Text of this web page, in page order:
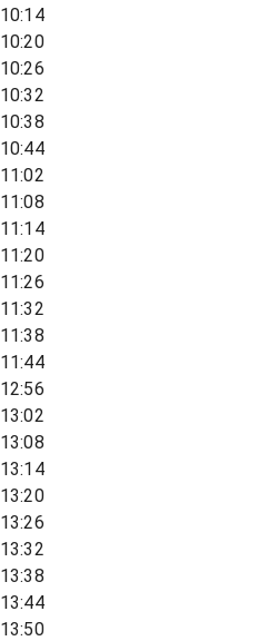
10:14
10:20
10:26
10:32
10:38
10:44
11:02
11:08
11:14
11:20
11:26
11:32
11:38
11:44
12:56
13:02
13:08
13:14
13:20
13:26
13:32
13:38
13:44
13:50